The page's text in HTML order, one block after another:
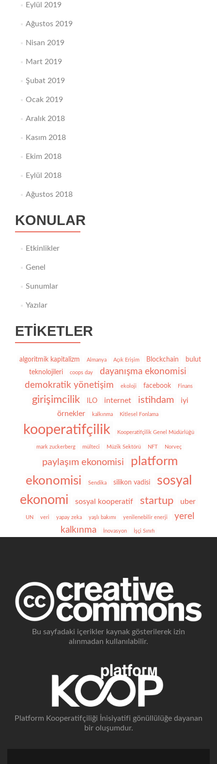
Eylül 2019
Ağustos 2019
Nisan 2019
Mart 2019
Şubat 2019
Ocak 2019
Aralık 2018
Kasım 2018
Ekim 2018
Eylül 2018
Ağustos 2018
KONULAR
Etkinlikler
Genel
Sunumlar
Yazılar
ETIKETLER
algoritmik kapitalizm Almanya Açık Erişim Blockchain
bulut
teknolojileri
coops day
dayanışma ekonomisi
demokratik yönetişim
ekoloji facebook Finans
girişimcilik ILO internet istihdam
iyi
örnekler
kalkınma Kitlesel Fonlama
kooperatifçilik Kooperatifçilik Genel Müdürlüğü
mark zuckerberg mülteci Müzik Sektörü NFT Norveç
paylaşım ekonomisi
platform
ekonomisi
Sendika silikon vadisi
sosyal
ekonomi
sosyal kooperatif startup uber
UN veri yapay zeka yaşlı bakımı yenilenebilir enerji
yerel
kalkınma
İnovasyon İşçi Sınıfı
Bu sayfadaki içerikler kaynak gösterilerek izin
alınmadan kullanılabilir.
Platform Kooperatifçiliği İnisiyatifi gönüllülüğe dayanan
bir oluşumdur.